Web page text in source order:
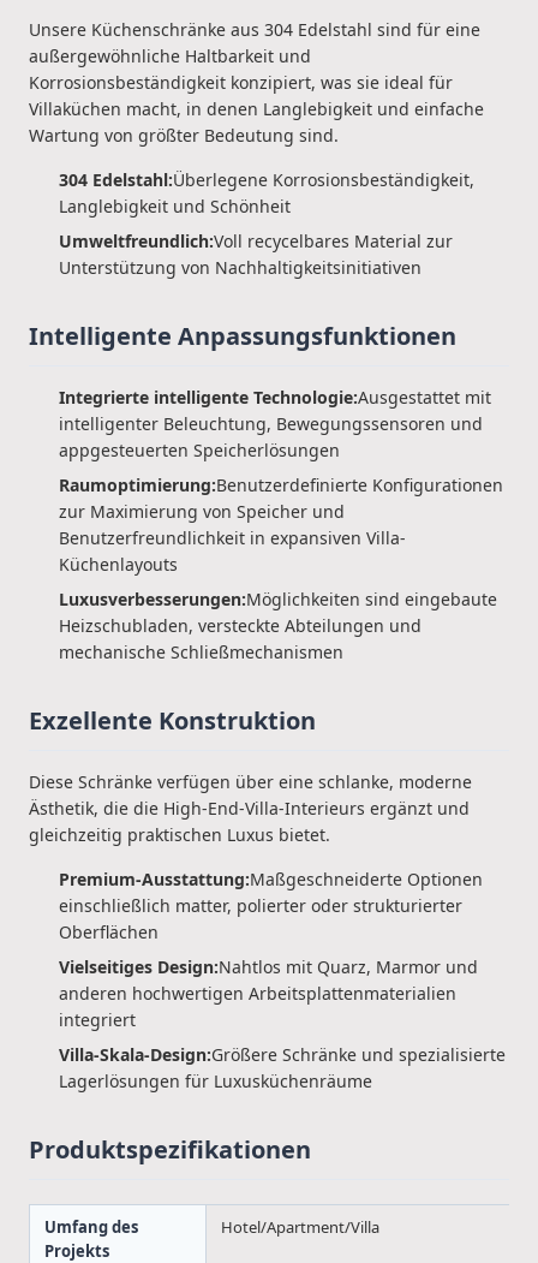
Unsere Küchenschränke aus 304 Edelstahl sind für eine
außergewöhnliche Haltbarkeit und
Korrosionsbeständigkeit konzipiert, was sie ideal für
Villaküchen macht, in denen Langlebigkeit und einfache
Wartung von größter Bedeutung sind.
304 Edelstahl:Überlegene Korrosionsbeständigkeit,
Langlebigkeit und Schönheit
Umweltfreundlich:Voll recycelbares Material zur
Unterstützung von Nachhaltigkeitsinitiativen
Intelligente Anpassungsfunktionen
Integrierte intelligente Technologie:Ausgestattet mit
intelligenter Beleuchtung, Bewegungssensoren und
appgesteuerten Speicherlösungen
Raumoptimierung:Benutzerdefinierte Konfigurationen
zur Maximierung von Speicher und
Benutzerfreundlichkeit in expansiven Villa-
Küchenlayouts
Luxusverbesserungen:Möglichkeiten sind eingebaute
Heizschubladen, versteckte Abteilungen und
mechanische Schließmechanismen
Exzellente Konstruktion
Diese Schränke verfügen über eine schlanke, moderne
Ästhetik, die die High-End-Villa-Interieurs ergänzt und
gleichzeitig praktischen Luxus bietet.
Premium-Ausstattung:Maßgeschneiderte Optionen
einschließlich matter, polierter oder strukturierter
Oberflächen
Vielseitiges Design:Nahtlos mit Quarz, Marmor und
anderen hochwertigen Arbeitsplattenmaterialien
integriert
Villa-Skala-Design:Größere Schränke und spezialisierte
Lagerlösungen für Luxusküchenräume
Produktspezifikationen
Umfang des
Projekts
Hotel/Apartment/Villa